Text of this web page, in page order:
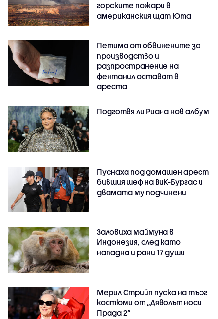
горските пожари в
американския щат Юта
Петима от обвинените за
производство и
разпространение на
фентанил остават в
ареста
Подготвя ли Риана нов албум
Пуснаха под домашен арест
бившия шеф на ВиК-Бургас и
двамата му подчинени
Заловиха маймуна в
Индонезия, след като
нападна и рани 17 души
Мерил Стрийп пуска на търг
костюми от „Дяволът носи
Прада 2“